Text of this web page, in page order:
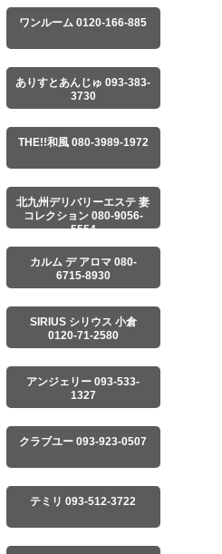
ワンルーム 0120-166-885
ありすとあんじゅ 093-383-
3730
THE!!和風 080-3989-1972
北九州デリバリーエステ 妻
コレクション 080-9056-
5554
カルム デ アロマ 080-
6715-8930
SIRIUS シリウス 小倉
0120-71-2580
アンジェリー 093-533-
1327
クラブユー 093-923-0507
テミリ 093-512-3722